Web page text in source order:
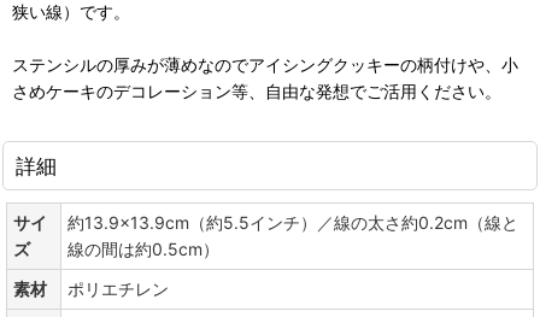
狭い線）です。
ステンシルの厚みが薄めなのでアイシングクッキーの柄付けや、小
さめケーキのデコレーション等、自由な発想でご活用ください。
詳細
サイ
ズ
約13.9×13.9cm（約5.5インチ）／線の太さ約0.2cm（線と
線の間は約0.5cm）
素材
ポリエチレン